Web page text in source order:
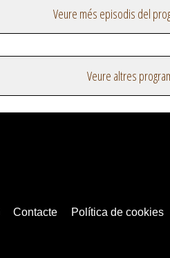
Veure més episodis del
Veure altres
Contacte Política de cookies